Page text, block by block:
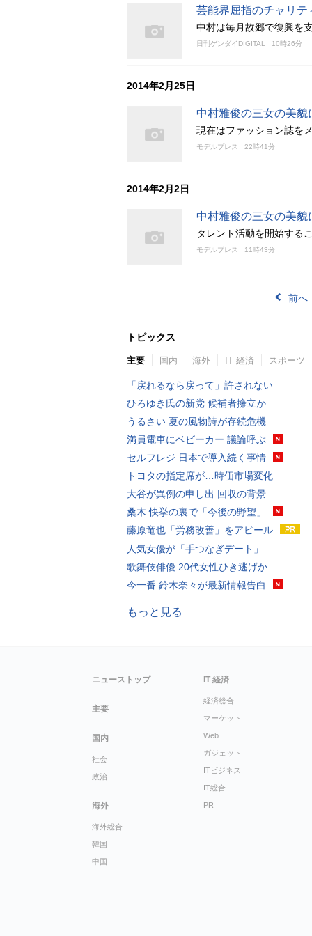
芸能界屈指のチャリテ
中村は毎月故郷で復興を
日刊ゲンダイDIGITAL 10時26分
2014年2月25日
中村雅俊の三女の美貌
現在はファッション誌を
モデルプレス 22時41分
2014年2月2日
中村雅俊の三女の美貌
タレント活動を開始する
モデルプレス 11時43分
前へ
トピックス
主要 国内 海外 IT 経済 スポーツ
「戻れるなら戻って」許されない
ひろゆき氏の新党 候補者擁立か
うるさい 夏の風物詩が存続危機
満員電車にベビーカー 議論呼ぶ
セルフレジ 日本で導入続く事情
トヨタの指定席が…時価市場変化
大谷が異例の申し出 回収の背景
桑木 快挙の裏で「今後の野望」
藤原竜也「労務改善」をアピール
人気女優が「手つなぎデート」
歌舞伎俳優 20代女性ひき逃げか
今一番 鈴木奈々が最新情報告白
もっと見る
ニューストップ
主要
国内
社会
政治
海外
海外総合
韓国
中国
IT 経済
経済総合
マーケット
Web
ガジェット
ITビジネス
IT総合
PR